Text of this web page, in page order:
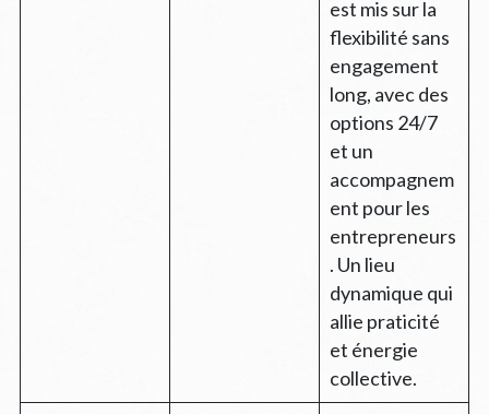
est mis sur la
flexibilité sans
engagement
long, avec des
options 24/7
et un
accompagnem
ent pour les
entrepreneurs
. Un lieu
dynamique qui
allie praticité
et énergie
collective.